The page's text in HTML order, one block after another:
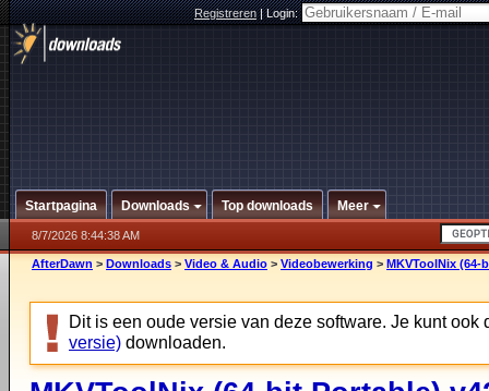
Registreren|Login:
Startpagina Downloads Top downloads Meer
8/7/2026 8:44:38 AM
AfterDawn > Downloads > Video & Audio > Videobewerking > MKVToolNix (64-
Dit is een oude versie van deze software. Je kunt ook
versie) downloaden.